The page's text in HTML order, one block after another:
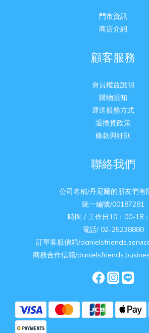
門市資訊
商店介紹
顧客服務
會員權益說明
購物須知
運送服務方式
退換貨政策
條款與細則
聯絡我們
公司名稱/丹尼爾的朋友們有
統一編號/00187281
時間 / 工作日10：00-18
電話/ 02-25238880
訂單客服信箱/
商務合作信箱/